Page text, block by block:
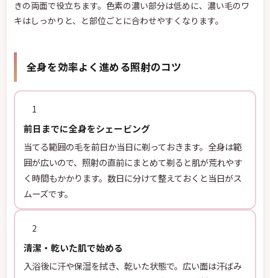
きの両面で役立ちます。色素の濃い部分は低めに、濃い毛のワ
キはしっかりと、と部位ごとに合わせやすくなります。
全身を効率よく進める照射のコツ
1
前日までに全身をシェービング
当てる範囲の毛を前日か当日に剃っておきます。全身は範
囲が広いので、照射の直前にまとめて剃ると肌が荒れやす
く時間もかかります。数日に分けて整えておくと当日がス
ムーズです。
2
清潔・乾いた肌で始める
入浴後に汗や保湿を拭き、乾いた状態で。広い面は汗ばみ